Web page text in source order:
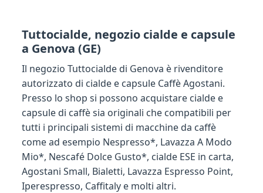
Tuttocialde, negozio cialde e capsule
a Genova (GE)
Il negozio Tuttocialde di Genova è rivenditore
autorizzato di cialde e capsule Caffè Agostani.
Presso lo shop si possono acquistare cialde e
capsule di caffè sia originali che compatibili per
tutti i principali sistemi di macchine da caffè
come ad esempio Nespresso*, Lavazza A Modo
Mio*, Nescafé Dolce Gusto*, cialde ESE in carta,
Agostani Small, Bialetti, Lavazza Espresso Point,
Iperespresso, Caffitaly e molti altri.